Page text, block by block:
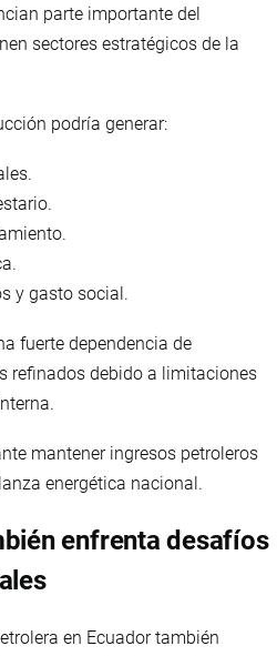
parte importante del
sectores estratégicos de la
podría generar:
y gasto social.
fuerte dependencia de
refinados debido a limitaciones
mantener ingresos petroleros
energética nacional.
enfrenta desafíos
en Ecuador también